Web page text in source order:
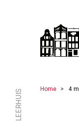
LEERHUIS Home 4